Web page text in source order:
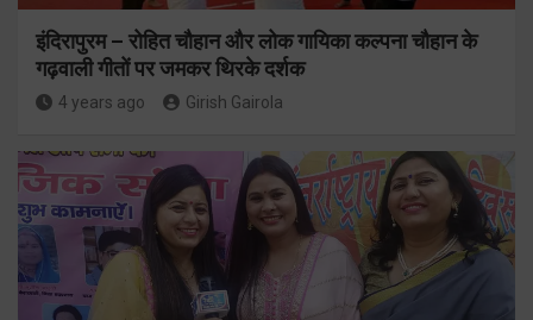
इंदिरापुरम – रोहित चौहान और लोक गायिका कल्पना चौहान के
गढ़वाली गीतों पर जमकर थिरके दर्शक
4 years ago Girish Gairola